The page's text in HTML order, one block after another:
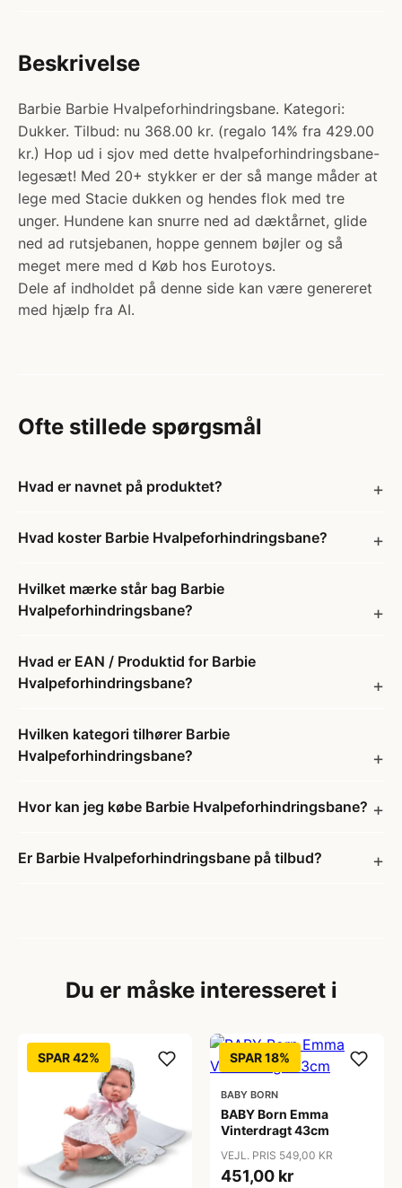
Beskrivelse
Barbie Barbie Hvalpeforhindringsbane. Kategori:
Dukker. Tilbud: nu 368.00 kr. (regalo 14% fra 429.00
kr.) Hop ud i sjov med dette hvalpeforhindringsbane-
legesæt! Med 20+ stykker er der så mange måder at
lege med Stacie dukken og hendes flok med tre
unger. Hundene kan snurre ned ad dæktårnet, glide
ned ad rutsjebanen, hoppe gennem bøjler og så
meget mere med d Køb hos Eurotoys.
Dele af indholdet på denne side kan være genereret
med hjælp fra AI.
Ofte stillede spørgsmål
Hvad er navnet på produktet?
Hvad koster Barbie Hvalpeforhindringsbane?
Hvilket mærke står bag Barbie
Hvalpeforhindringsbane?
Hvad er EAN / Produktid for Barbie
Hvalpeforhindringsbane?
Hvilken kategori tilhører Barbie
Hvalpeforhindringsbane?
Hvor kan jeg købe Barbie Hvalpeforhindringsbane?
Er Barbie Hvalpeforhindringsbane på tilbud?
Du er måske interesseret i
SPAR 42% SPAR 18%
BABY BORN
BABY Born Emma
Vinterdragt 43cm
VEJL. PRIS 549,00 KR
451,00 kr